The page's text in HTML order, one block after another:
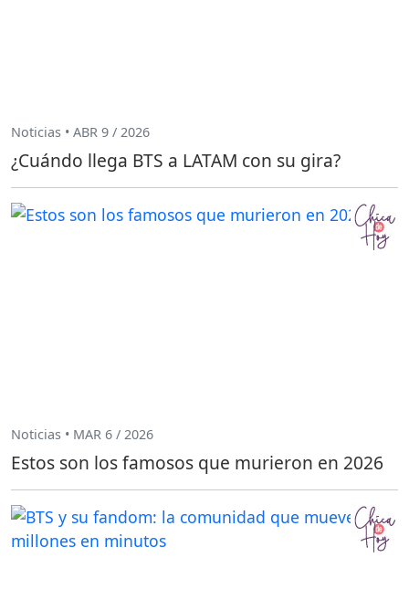
Noticias • ABR 9 / 2026
¿Cuándo llega BTS a LATAM con su gira?
Noticias • MAR 6 / 2026
Estos son los famosos que murieron en 2026